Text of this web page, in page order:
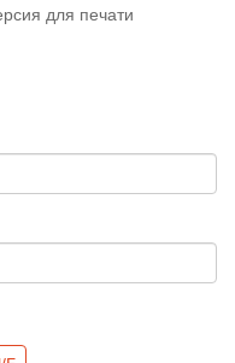
для печати